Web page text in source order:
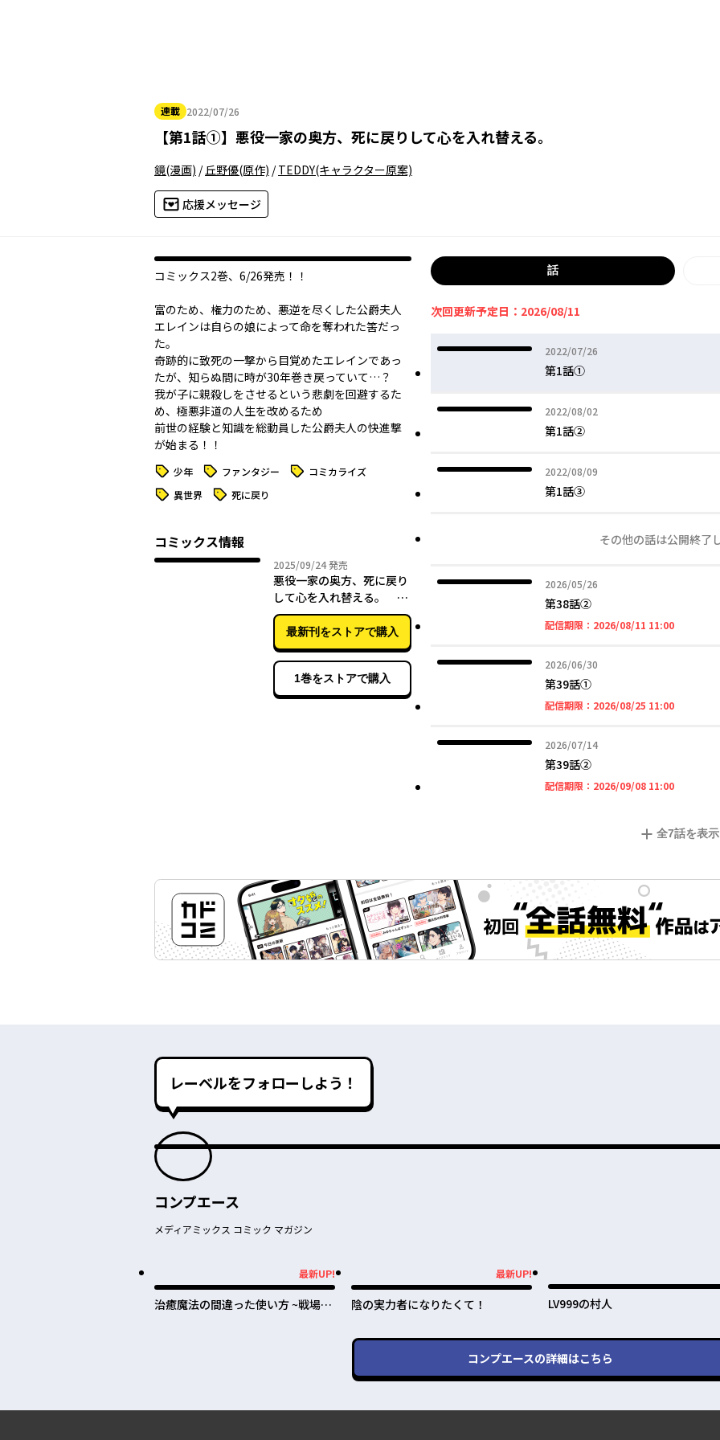
連載 2022/07/26
2022年07月26日
【第1話①】 悪役一家の奥方、死に戻りして心を入れ替える。
鏡(漫画) /丘野優(原作) /TEDDY(キャラクター原案)
応援メッセージ
コミックス2巻、6/26発売！！
富のため、権力のため、悪逆を尽くした公爵夫人
エレインは自らの娘によって命を奪われた――筈だっ
た。
奇跡的に致死の一撃から目覚めたエレインであっ
たが、知らぬ間に時が30年巻き戻っていて…？
我が子に親殺しをさせるという悲劇を回避するた
め、極悪非道の人生を改めるため
前世の経験と知識を総動員した公爵夫人の快進撃
が始まる！！
タグ 少年 タグ ファンタジー タグ コミカライズ
タグ 異世界 タグ 死に戻り
コミックス情報
2025/09/242025年09月24日
発売
悪役一家の奥方、死に戻り
して心を入れ替える。
（５）
最新刊をストアで購入
1巻をストアで購入
話
次回更新予定日：2026/08/11
2022/07/26
2022年07月26日
第1話①
2022/08/02
2022年08月02日
第1話②
2022/08/09
2022年08月09日
第1話③
その他の話は公開終了
2026/05/26
2026年05月26日
第38話②
配信期限： 2026/08/11 11:002026年08
2026/06/30
2026年06月30日
第39話①
配信期限： 2026/08/25 11:002026年08
2026/07/14
2026年07月14日
第39話②
配信期限： 2026/09/08 11:002026年09
全7話を表示
レーベルをフォローしよう！
コンプエース
メディアミックス コミック マガジン
最新UP!
治癒魔法の間違った使い方 ~戦場を
最新UP!
陰の実力者になりたくて！ LV999の村人
コンプエースの詳細はこちら